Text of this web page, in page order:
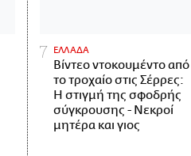
ΕΛΛΑΔΑ
Βίντεο ντοκουμέντο από
το τροχαίο στις Σέρρες:
Η στιγμή της σφοδρής
σύγκρουσης - Νεκροί
μητέρα και γιος